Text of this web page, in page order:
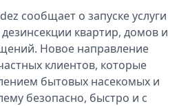
сообщает о запуске услуги
квартир, домов и
Новое направление
клиентов, которые
бытовых насекомых и
безопасно, быстро и с